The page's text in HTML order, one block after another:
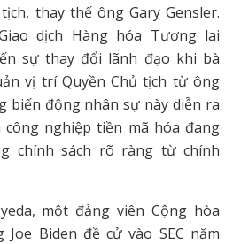
thay thế ông Gary Gensler.
dịch Hàng hóa Tương lai
sự thay đổi lãnh đạo khi bà
vị trí Quyền Chủ tịch từ ông
biến động nhân sự này diễn ra
nghiệp tiền mã hóa đang
chính sách rõ ràng từ chính
một đảng viên Cộng hòa
Biden đề cử vào SEC năm